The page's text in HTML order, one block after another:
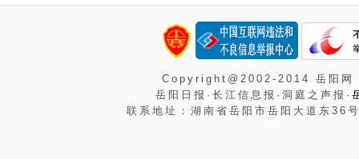
Copyright@2002-2014 岳阳
岳阳日报·长江信息报·洞庭之声报·
联系地址：湖南省岳阳市岳阳大道东